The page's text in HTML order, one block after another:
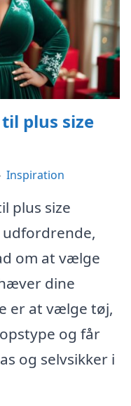
plus size
Inspiration
plus size
om at vælge
dine
er at vælge tøj,
og får
og selvsikker i